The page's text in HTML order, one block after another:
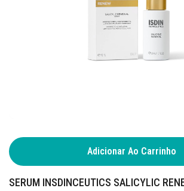
Adicionar Ao Carrinho
SERUM INSDINCEUTICS SALICYLIC